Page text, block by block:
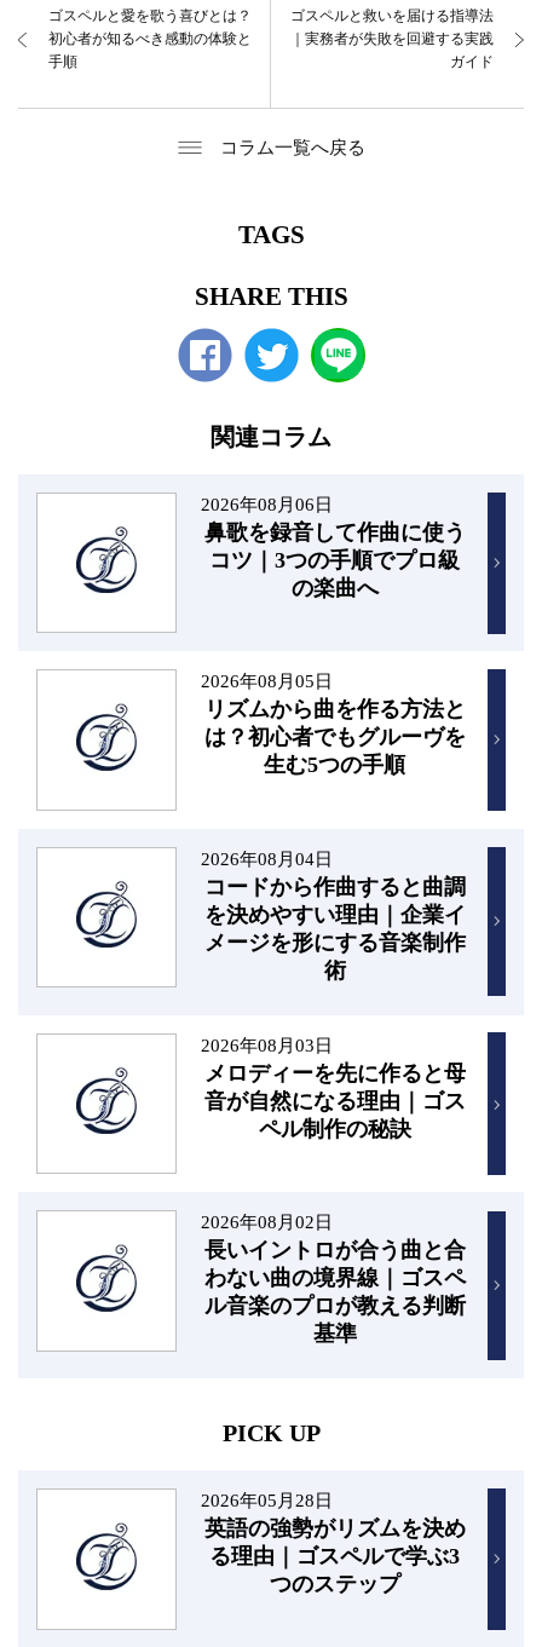
ゴスペルと愛を歌う喜びとは？
初心者が知るべき感動の体験と
手順
ゴスペルと救いを届ける指導法
｜実務者が失敗を回避する実践
ガイド
コラム一覧へ戻る
TAGS
SHARE THIS
関連コラム
2026年08月06日
鼻歌を録音して作曲に使う
コツ｜3つの手順でプロ級
の楽曲へ
2026年08月05日
リズムから曲を作る方法と
は？初心者でもグルーヴを
生む5つの手順
2026年08月04日
コードから作曲すると曲調
を決めやすい理由｜企業イ
メージを形にする音楽制作
術
2026年08月03日
メロディーを先に作ると母
音が自然になる理由｜ゴス
ペル制作の秘訣
2026年08月02日
長いイントロが合う曲と合
わない曲の境界線｜ゴスペ
ル音楽のプロが教える判断
基準
PICK UP
2026年05月28日
英語の強勢がリズムを決め
る理由｜ゴスペルで学ぶ3
つのステップ